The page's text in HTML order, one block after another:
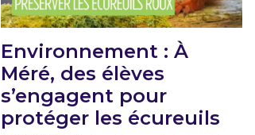
Environnement : À
Méré, des élèves
s’engagent pour
protéger les écureuils